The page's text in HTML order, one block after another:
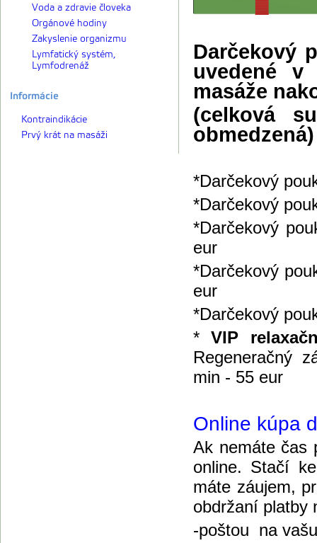
Darčekový
uvedené v
masáže
(celková
obmedzená)
*Darčekový
*Darčekový
*Darčekový
eur
*Darčekový
eur
*Darčekový
* VIP
Regeneračný
min - 55 eur
Online kúpa
Ak nemáte čas
online. Stačí
máte záujem,
obdržaní platby
-poštou na
Voda a zdravie človeka
Orgánové hodiny
Zakyslenie organizmu
Lymfatický systém,
Lymfodrenáž
Informácie
Kontraindikácie
Prvý krát na masáži